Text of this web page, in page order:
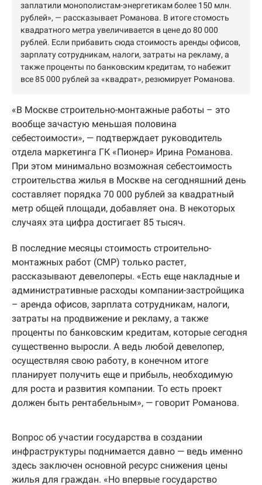
заплатили монополистам-энергетикам более 150 млн.
рублей», — рассказывает Романова. В итоге стомость
квадратного метра увеличивается в цене до 80 000
рублей. Если прибавить сюда стоимость аренды офисов,
зарплату сотрудникам, налоги, затраты на рекламу, а
также проценты по банковским кредитам, то набежит
все 85 000 рублей за «квадрат», резюмирует Романова.
«В Москве строительно-монтажные работы – это
вообще зачастую меньшая половина
себестоимости», — подтверждает руководитель
отдела маркетинга ГК «Пионер» Ирина Романова.
При этом минимально возможная себестоимость
строительства жилья в Москве на сегодняшний день
составляет порядка 70 000 рублей за квадратный
метр общей площади, добавляет она. В некоторых
случаях эта цифра достигает 85 тысяч.
В последние месяцы стоимость строительно-
монтажных работ (СМР) только растет,
рассказывают девелоперы. «Есть еще накладные и
административные расходы компании-застройщика
– аренда офисов, зарплата сотрудникам, налоги,
затраты на продвижение и рекламу, а также
проценты по банковским кредитам, которые сегодня
существенно выросли. А ведь любой девелопер,
осуществляя свою работу, в конечном итоге
планирует получить еще и прибыль, необходимую
для роста и развития компании. То есть проект
должен быть рентабельным», — говорит Романова.
Вопрос об участии государства в создании
инфраструктуры поднимается давно — ведь именно
здесь заключен основной ресурс снижения цены
жилья для граждан. «Но впервые государство